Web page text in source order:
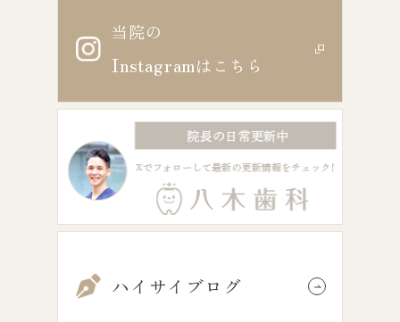
当院の
Instagramはこちら
ハイサイブログ